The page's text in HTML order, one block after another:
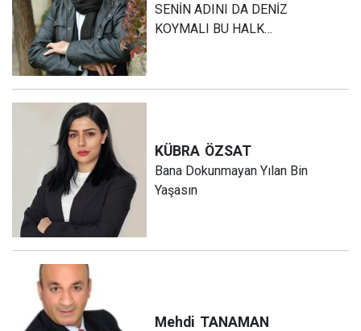
SENİN ADINI DA DENİZ
KOYMALI BU HALK…
KÜBRA ÖZSAT
Bana Dokunmayan Yılan Bin
Yaşasın
Mehdi TANAMAN